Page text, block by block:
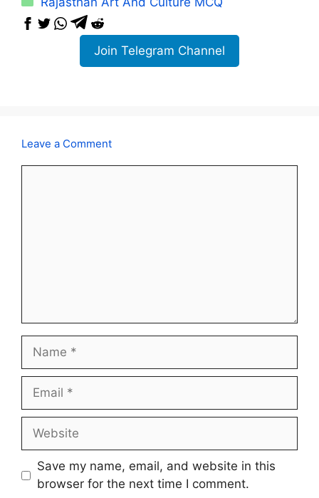
Join Telegram Channel
Leave a Comment
Name
Email
Website
Save my name, email, and website in this
browser for the next time I comment.